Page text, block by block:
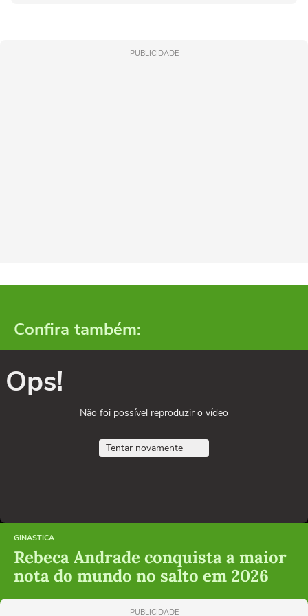
PUBLICIDADE
Confira também:
Ops!
Não foi possível reproduzir o vídeo
Tentar novamente
GINÁSTICA
Rebeca Andrade conquista a maior
nota do mundo no salto em 2026
PUBLICIDADE